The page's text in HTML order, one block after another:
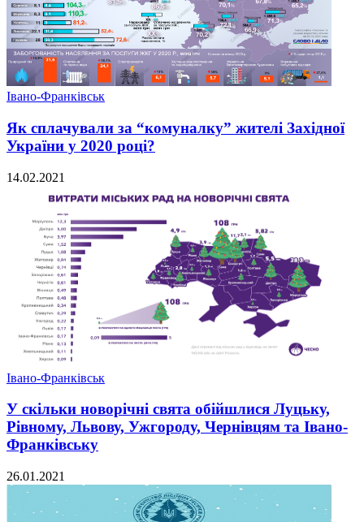
Івано-Франківськ
Як сплачували за “комуналку” жителі Західної
України у 2020 році?
14.02.2021
Івано-Франківськ
У скільки новорічні свята обійшлися Луцьку,
Рівному, Львову, Ужгороду, Чернівцям та Івано-
Франківську
26.01.2021